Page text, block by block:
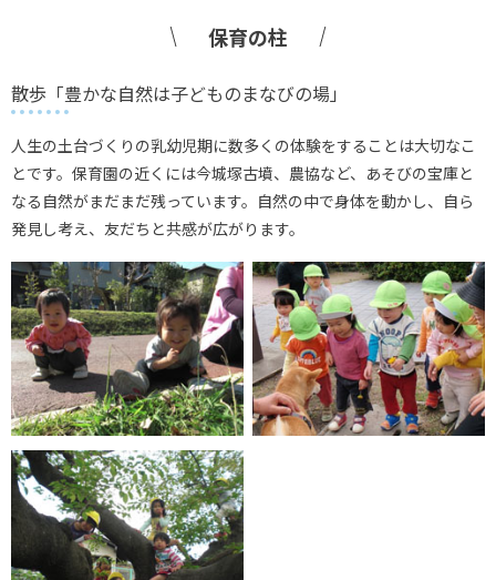
保育の柱
散歩「豊かな自然は子どものまなびの場」
人生の土台づくりの乳幼児期に数多くの体験をすることは大切なこ
とです。保育園の近くには今城塚古墳、農協など、あそびの宝庫と
なる自然がまだまだ残っています。自然の中で身体を動かし、自ら
発見し考え、友だちと共感が広がります。